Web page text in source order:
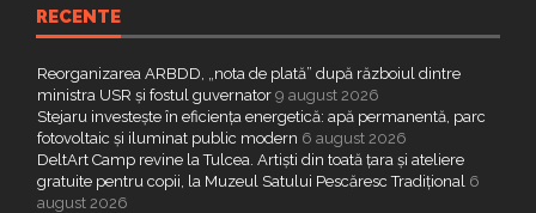
RECENTE
Reorganizarea ARBDD, „nota de plată” după războiul dintre
ministra USR și fostul guvernator 9 august 2026
Stejaru investește în eficiența energetică: apă permanentă, parc
fotovoltaic și iluminat public modern 6 august 2026
DeltArt Camp revine la Tulcea. Artiști din toată țara și ateliere
gratuite pentru copii, la Muzeul Satului Pescăresc Tradițional 6
august 2026